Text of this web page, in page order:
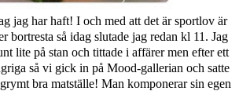
jag har haft! I och med att det är sportlov är
bortresta så idag slutade jag redan kl 11. Jag
lite på stan och tittade i affärer men efter ett
så vi gick in på Mood-gallerian och satte
bra matställe! Man komponerar sin egen